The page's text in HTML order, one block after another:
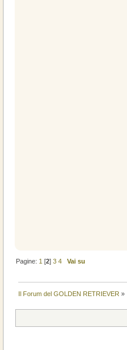
Pagine: 1 [2]3 4 Vai su
Il Forum del GOLDEN RETRIEVER »